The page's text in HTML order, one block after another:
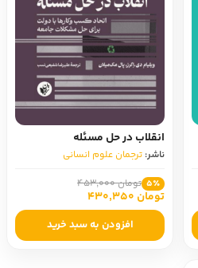
انقلاب در حل مسئله
ناشر: ترجمان علوم انسانی
5٪ تومان 453,000
تومان 430,350
افزودن به سبد خرید